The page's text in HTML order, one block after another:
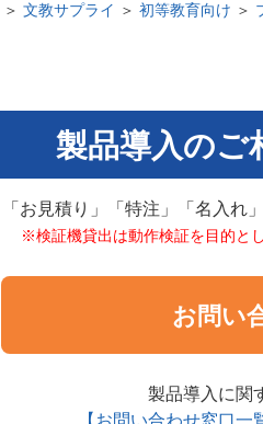
＞ 文教サプライ ＞ 初等教育向け ＞
製品導入のご
「お見積り」「特注」「名入れ
※検証機貸出は動作検証を目的と
お問い
製品導入に関